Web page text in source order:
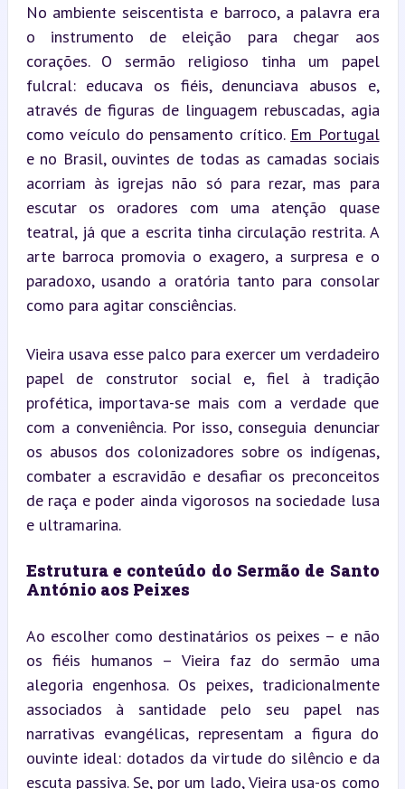
No ambiente seiscentista e barroco, a palavra era
o instrumento de eleição para chegar aos
corações. O sermão religioso tinha um papel
fulcral: educava os fiéis, denunciava abusos e,
através de figuras de linguagem rebuscadas, agia
como veículo do pensamento crítico. Em Portugal
e no Brasil, ouvintes de todas as camadas sociais
acorriam às igrejas não só para rezar, mas para
escutar os oradores com uma atenção quase
teatral, já que a escrita tinha circulação restrita. A
arte barroca promovia o exagero, a surpresa e o
paradoxo, usando a oratória tanto para consolar
como para agitar consciências.
Vieira usava esse palco para exercer um verdadeiro
papel de construtor social e, fiel à tradição
profética, importava-se mais com a verdade que
com a conveniência. Por isso, conseguia denunciar
os abusos dos colonizadores sobre os indígenas,
combater a escravidão e desafiar os preconceitos
de raça e poder ainda vigorosos na sociedade lusa
e ultramarina.
Estrutura e conteúdo do Sermão de Santo
António aos Peixes
Ao escolher como destinatários os peixes – e não
os fiéis humanos – Vieira faz do sermão uma
alegoria engenhosa. Os peixes, tradicionalmente
associados à santidade pelo seu papel nas
narrativas evangélicas, representam a figura do
ouvinte ideal: dotados da virtude do silêncio e da
escuta passiva. Se, por um lado, Vieira usa-os como